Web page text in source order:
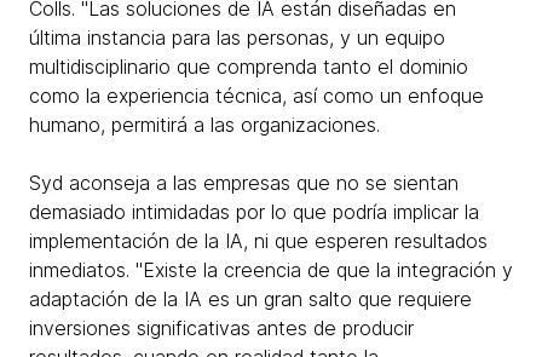
Colls. "Las soluciones de IA están diseñadas en
última instancia para las personas, y un equipo
multidisciplinario que comprenda tanto el dominio
como la experiencia técnica, así como un enfoque
humano, permitirá a las organizaciones.
Syd aconseja a las empresas que no se sientan
demasiado intimidadas por lo que podría implicar la
implementación de la IA, ni que esperen resultados
inmediatos. "Existe la creencia de que la integración y
adaptación de la IA es un gran salto que requiere
inversiones significativas antes de producir